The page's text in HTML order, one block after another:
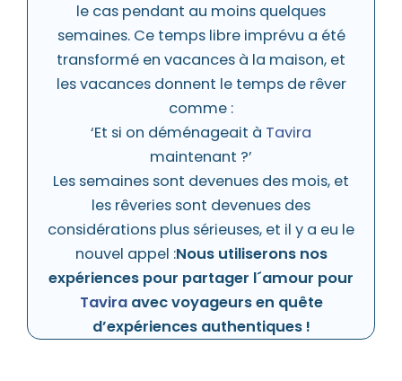
le cas pendant au moins quelques
semaines. Ce temps libre imprévu a été
transformé en vacances à la maison, et
les vacances donnent le temps de rêver
comme :
‘Et si on déménageait à Tavira
maintenant ?’
Les semaines sont devenues des mois, et
les rêveries sont devenues des
considérations plus sérieuses, et il y a eu le
nouvel appel :Nous utiliserons nos
expériences pour partager l´amour pour
Tavira avec voyageurs en quête
d’expériences authentiques !